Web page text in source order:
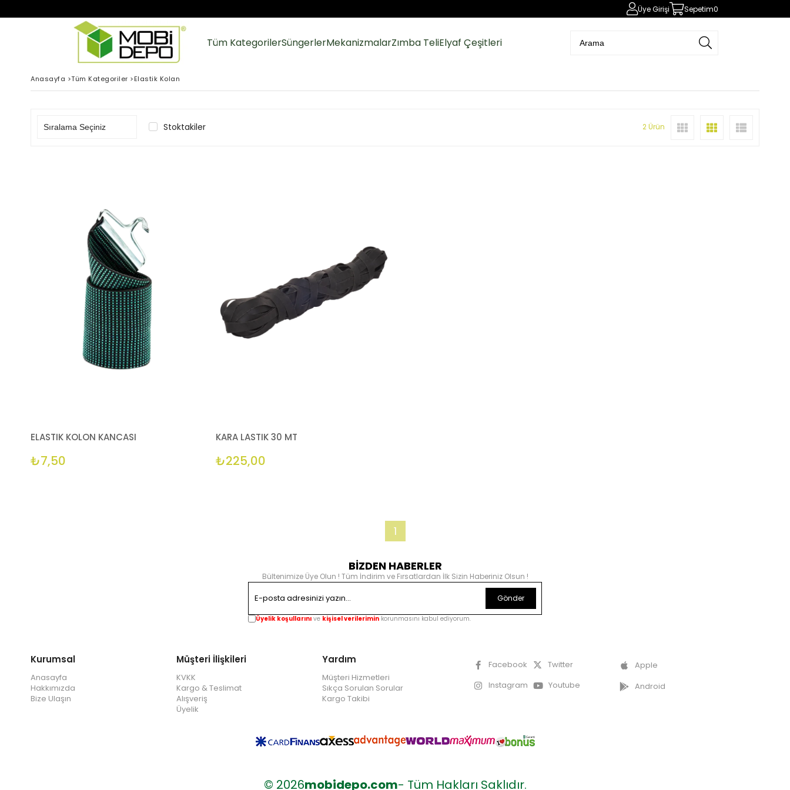
Üye Girişi Sepetim0
Tüm KategorilerSüngerlerMekanizmalarZımba TeliElyaf Çeşitleri
Anasayfa >Tüm Kategoriler >Elastik Kolan
Stoktakiler 2 Ürün
ELASTIK KOLON KANCASI
₺7,50
KARA LASTIK 30 MT
₺225,00
1
BİZDEN HABERLER
Bültenimize Üye Olun ! Tüm İndirim ve Fırsatlardan İlk Sizin Haberiniz Olsun !
Gönder
Üyelik koşullarını ve kişisel verilerimin korunmasını kabul ediyorum.
Kurumsal
Anasayfa
Hakkımızda
Bize Ulaşın
Müşteri İlişkileri
KVKK
Kargo & Teslimat
Alışveriş
Üyelik
Yardım
Müşteri Hizmetleri
Sıkça Sorulan Sorular
Kargo Takibi
Facebook
Twitter
Instagram
Youtube
Apple
Android
© 2026mobidepo.com- Tüm Hakları Saklıdır.